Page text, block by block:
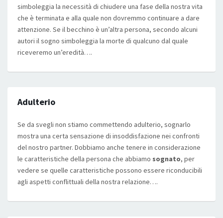
simboleggia la necessità di chiudere una fase della nostra vita
che è terminata e alla quale non dovremmo continuare a dare
attenzione. Se il becchino è un’altra persona, secondo alcuni
autori il sogno simboleggia la morte di qualcuno dal quale
riceveremo un’eredità….
Adulterio
Se da svegli non stiamo commettendo adulterio, sognarlo
mostra una certa sensazione di insoddisfazione nei confronti
del nostro partner. Dobbiamo anche tenere in considerazione
le caratteristiche della persona che abbiamo sognato, per
vedere se quelle caratteristiche possono essere riconducibili
agli aspetti conflittuali della nostra relazione….